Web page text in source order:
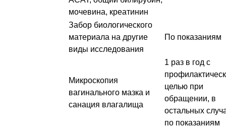
мочевина, креатинин
Забор биологического
материала на другие
виды исследования
По показаниям
Микроскопия
вагинального мазка и
санация влагалища
1 раз в год с
целью при
обращении, в
остальных
по показаниям